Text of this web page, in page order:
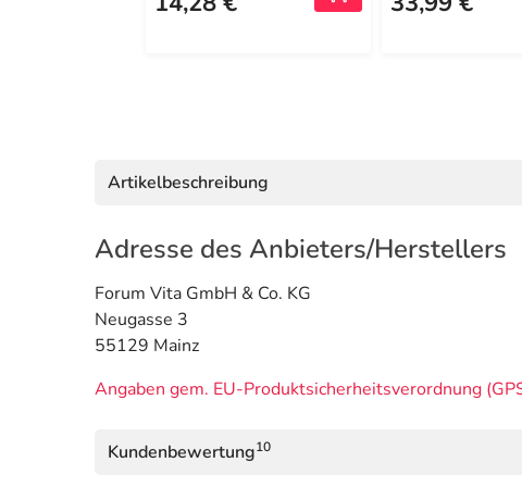
Artikelbeschreibung
Adresse des Anbieters/Herstellers
Forum Vita GmbH & Co. KG
Neugasse 3
55129 Mainz
Angaben gem. EU-Produktsicherheitsverordnung
Kundenbewertung10